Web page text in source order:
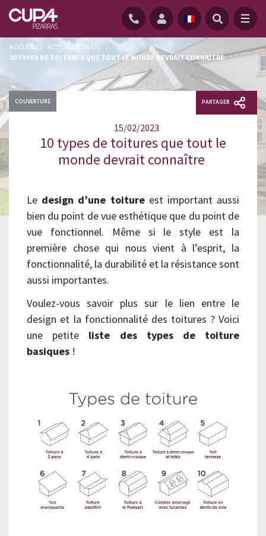
ACCUEIL / ACTUALITÉ BLOG
/
10 TYPES DE TOITURES QUE TOUT LE MONDE DEVRAIT CONNAÎTRE
COUVERTURE
15/02/2023
PARTAGER
10 types de toitures que tout le
monde devrait connaître
Le design d’une toitureest important aussi
bien du point de vue esthétique que du point de
vue fonctionnel. Même si le style est la
première chose qui nous vient à l’esprit, la
fonctionnalité, la durabilité et la résistance sont
aussi importantes.
Voulez-vous savoir plus sur le lien entre le
design et la fonctionnalité des toitures ? Voici
une petite liste des types de toiture
basiques !